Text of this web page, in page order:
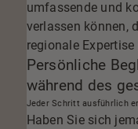
umfassende und
verlassen können,
regionale
Persönliche
während des
Jeder Schritt ausführlich
Haben Sie sich